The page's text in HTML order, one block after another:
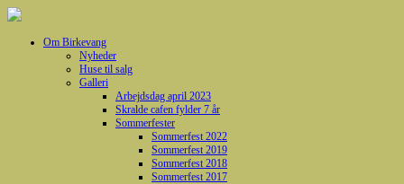
Om Birkevang
Nyheder
Huse til salg
Galleri
Arbejdsdag april 2023
Skralde cafen fylder 7 år
Sommerfester
Sommerfest 2022
Sommerfest 2019
Sommerfest 2018
Sommerfest 2017